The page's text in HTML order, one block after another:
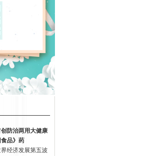
防治两用大健康
食品》药
经济发展第五波